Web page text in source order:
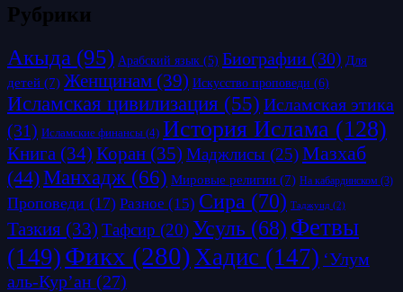
Рубрики
Акыда (95) Арабский язык (5) Биографии (30) Для
детей (7) Женщинам (39) Искусство проповеди (6)
Исламская цивилизация (55) Исламская этика
(31) Исламские финансы (4) История Ислама (128)
Книга (34) Коран (35) Маджлисы (25)Мазхаб
(44)Манхадж (66) Мировые религии (7) На кабардинском (3)
Проповеди (17) Разное (15) Сира (70) Таджуид (2)
Тазкия (33) Тафсир (20)Усуль (68) Фетвы
(149) Фикх (280) Хадис (147) ‘Улум
аль-Кур’ан (27)